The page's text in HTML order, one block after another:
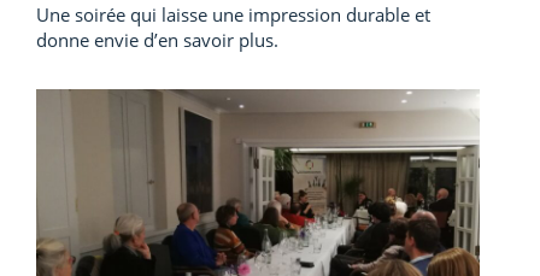
Une soirée qui laisse une impression durable et
donne envie d’en savoir plus.